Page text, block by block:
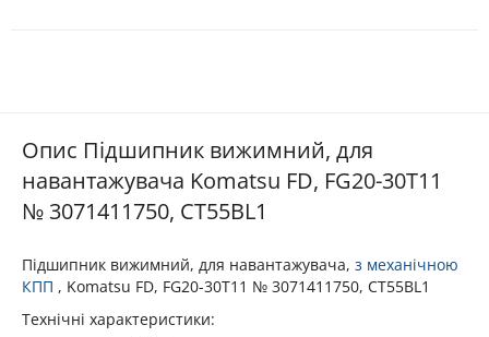
Опис Підшипник вижимний, для
навантажувача Komatsu FD, FG20-30T11
№ 3071411750, CT55BL1
Підшипник вижимний, для навантажувача, з механічною
КПП , Komatsu FD, FG20-30T11 № 3071411750, CT55BL1
Технічні характеристики: